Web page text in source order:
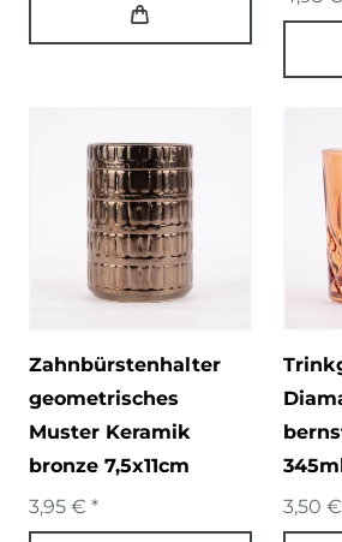
Zahnbürstenhalter
geometrisches
Muster Keramik
bronze 7,5x11cm
3,95 € *
3,50